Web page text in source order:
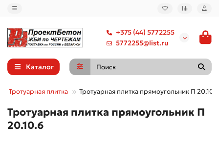
+375 (44) 5772255
5772255@list.ru
Каталог
Тротуарная плитка Тротуарная плитка прямоугольник П 20.10.6
Тротуарная плитка прямоугольник П
20.10.6